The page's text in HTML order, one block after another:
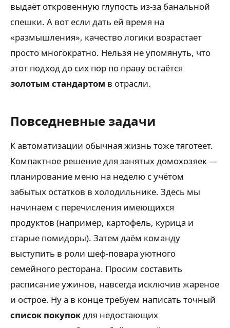
выдаёт откровенную глупость из-за банальной
спешки. А вот если дать ей время на
«размышления», качество логики возрастает
просто многократно. Нельзя не упомянуть, что
этот подход до сих пор по праву остаётся
золотым стандартом в отрасли.
Повседневные задачи
К автоматизации обычная жизнь тоже тяготеет.
Компактное решение для занятых домохозяек —
планирование меню на неделю с учётом
забытых остатков в холодильнике. Здесь мы
начинаем с перечисления имеющихся
продуктов (например, картофель, курица и
старые помидоры). Затем даём команду
выступить в роли шеф-повара уютного
семейного ресторана. Просим составить
расписание ужинов, навсегда исключив жареное
и острое. Ну а в конце требуем написать точный
список покупокдля недостающих